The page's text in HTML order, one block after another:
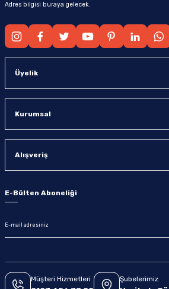
Adres bilgisi buraya gelecek.
Üyelik
Kurumsal
Alışveriş
E-Bülten Aboneliği
Müşteri Hizmetleri Şubelerimiz